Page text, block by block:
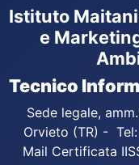
Istituto
e
Tecnico
Sede legale,
Orvieto (TR) -
Mail Certificata